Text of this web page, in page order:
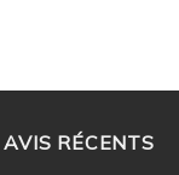
RÉCENTS